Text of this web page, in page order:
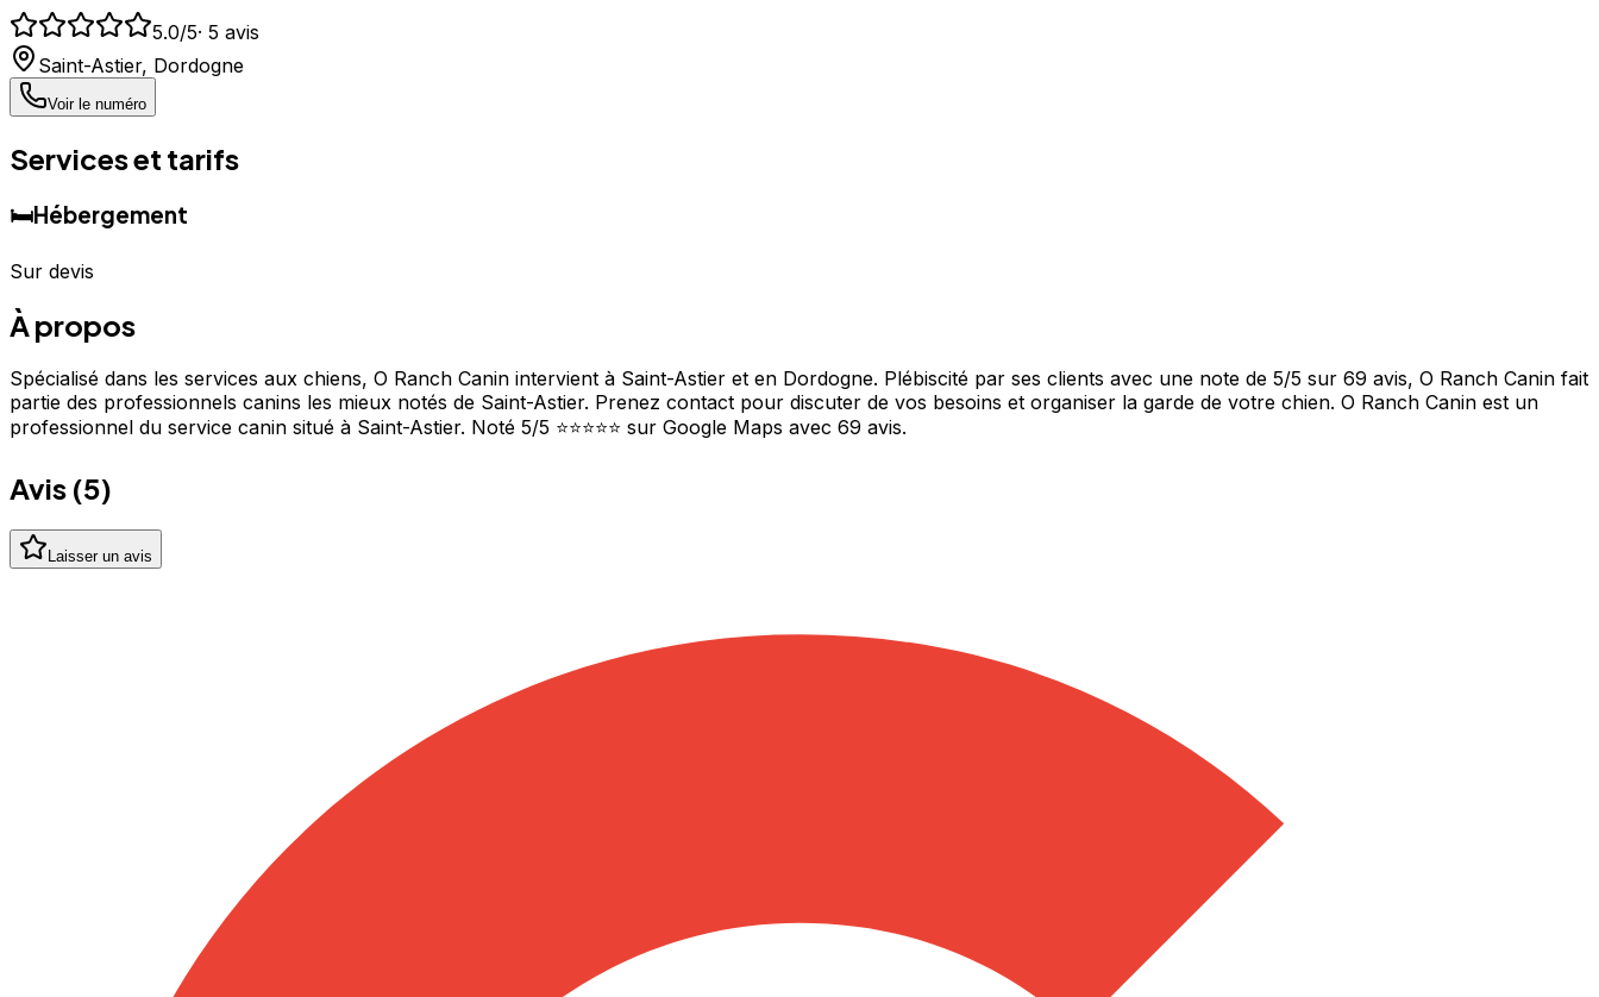
5.0/5· 5 avis
Saint-Astier, Dordogne
Voir le numéro
Services et tarifs
🛏️Hébergement
Sur devis
À propos
Spécialisé dans les services aux chiens, O Ranch Canin intervient à Saint-Astier et en Dordogne. Plébiscité par ses clients avec une note de 5/5 sur 69 avis, O Ranch Canin fait
partie des professionnels canins les mieux notés de Saint-Astier. Prenez contact pour discuter de vos besoins et organiser la garde de votre chien. O Ranch Canin est un
professionnel du service canin situé à Saint-Astier. Noté 5/5 ⭐⭐⭐⭐⭐ sur Google Maps avec 69 avis.
Avis (5)
Laisser un avis